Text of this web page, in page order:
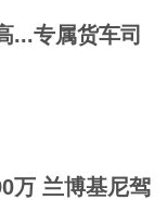
...专属货车司
万 兰博基尼驾